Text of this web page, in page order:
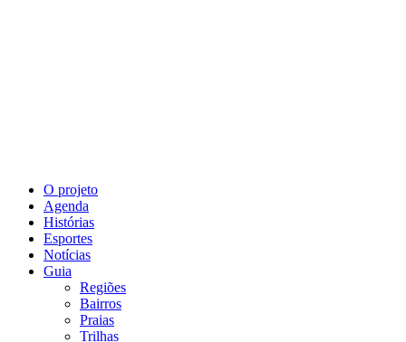
O projeto
Agenda
Histórias
Esportes
Notícias
Guia
Regiões
Bairros
Praias
Trilhas